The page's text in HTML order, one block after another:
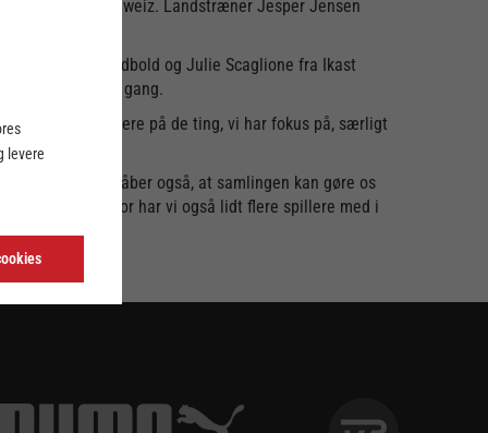
Ungarn og Schweiz. Landstræner Jesper Jensen
Odense Håndbold og Julie Scaglione fra Ikast
for første gang.
og arbejde videre på de ting, vi har fokus på, særligt
men jeg håber også, at samlingen kan gøre os
ting af. Derfor har vi også lidt flere spillere med i
levere